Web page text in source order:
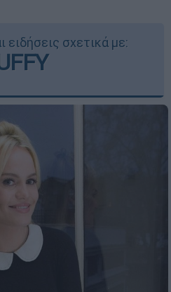
ειδήσεις σχετικά με: